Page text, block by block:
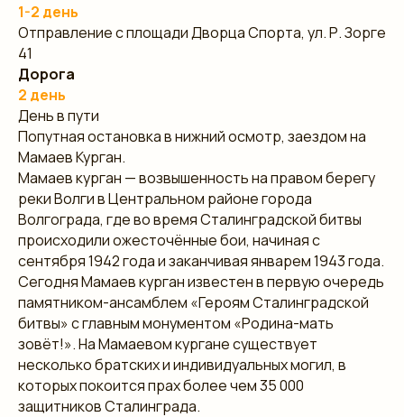
1-2 день
Отправление с площади Дворца Спорта, ул. Р. Зорге
41
Дорога
2 день
День в пути
Попутная остановка в нижний осмотр, заездом на
Мамаев Курган.
Мамаев курган — возвышенность на правом берегу
реки Волги в Центральном районе города
Волгограда, где во время Сталинградской битвы
происходили ожесточённые бои, начиная с
сентября 1942 года и заканчивая январем 1943 года.
Сегодня Мамаев курган известен в первую очередь
памятником-ансамблем «Героям Сталинградской
битвы» с главным монументом «Родина-мать
зовёт!». На Мамаевом кургане существует
несколько братских и индивидуальных могил, в
которых покоится прах более чем 35 000
защитников Сталинграда.